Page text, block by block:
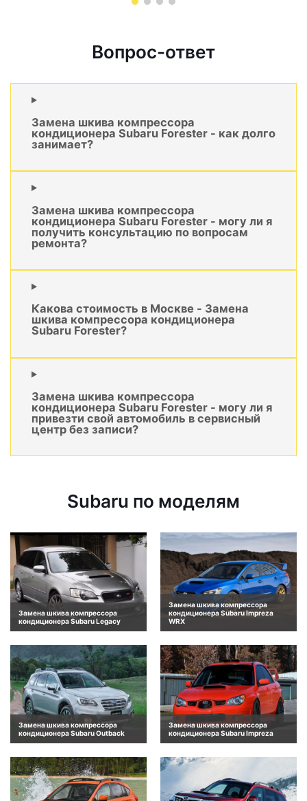
Вопрос-ответ
Замена шкива компрессора
кондиционера Subaru Forester - как долго
занимает?
Замена шкива компрессора
кондиционера Subaru Forester - могу ли я
получить консультацию по вопросам
ремонта?
Какова стоимость в Москве - Замена
шкива компрессора кондиционера
Subaru Forester?
Замена шкива компрессора
кондиционера Subaru Forester - могу ли я
привезти свой автомобиль в сервисный
центр без записи?
Subaru по моделям
Замена шкива компрессора
кондиционера Subaru Legacy
Замена шкива компрессора
кондиционера Subaru Impreza
WRX
Замена шкива компрессора
кондиционера Subaru Outback
Замена шкива компрессора
кондиционера Subaru Impreza